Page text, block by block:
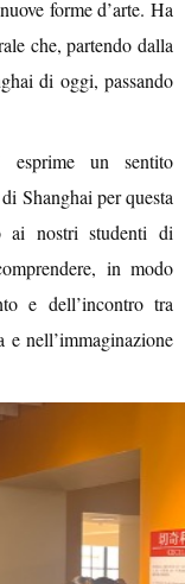
forme d’arte. Ha
che, partendo dalla
di oggi, passando
un sentito
Shanghai per questa
ai nostri studenti di
in modo
e dell’incontro tra
nell’immaginazione